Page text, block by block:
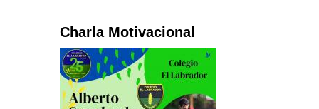
Charla Motivacional